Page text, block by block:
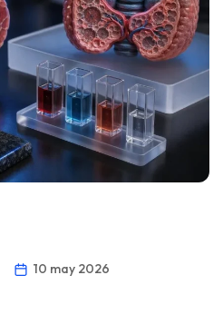
10 may 2026